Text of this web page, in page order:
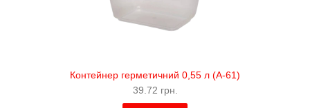
Контейнер герметичний 0,55 л (А-61)
39.72 грн.